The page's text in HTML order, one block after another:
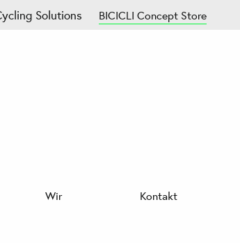
Solutions BICICLI Concept Store
Wir Kontakt